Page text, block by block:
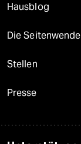
Hausblog
Die Seitenwende
Stellen
Presse